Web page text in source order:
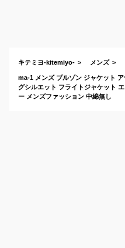
キテミヨ-kitemiyo- メンズ
ma-1 メンズ ブルゾン ジャケット
グシルエット フライトジャケット
ー メンズファッション 中綿無し